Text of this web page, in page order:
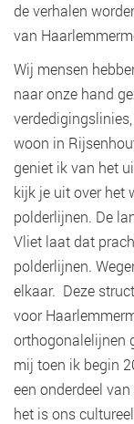
de verhalen
van
Wij mensen
naar onze hand
woon in
geniet ik van het
kijk je uit over het
polderlijnen. De
Vliet laat dat
polderlijnen.
elkaar. Deze
voor
orthogonalelijnen
mij toen ik begin
een onderdeel
het is ons